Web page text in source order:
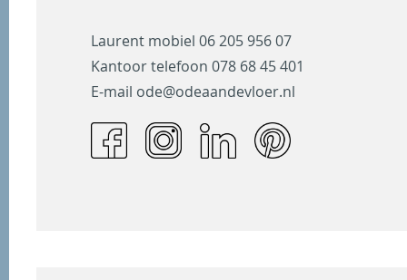
Laurent mobiel 06 205 956 07
Kantoor telefoon 078 68 45 401
E-mail ode@odeaandevloer.nl